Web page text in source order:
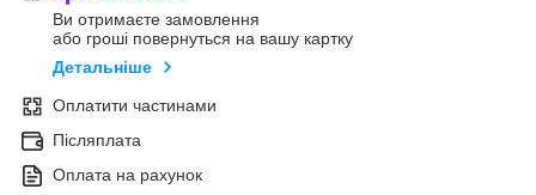
Ви отримаєте замовлення
або гроші повернуться на вашу картку
Детальніше
Оплатити частинами
Післяплата
Оплата на рахунок